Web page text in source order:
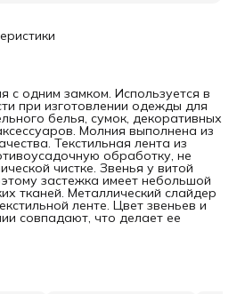
с одним замком. Используется в
при изготовлении одежды для
белья, сумок, декоративных
Молния выполнена из
Текстильная лента из
обработку, не
чистке. Звенья у витой
застежка имеет небольшой
тканей. Металлический слайдер
ленте. Цвет звеньев и
совпадают, что делает ее